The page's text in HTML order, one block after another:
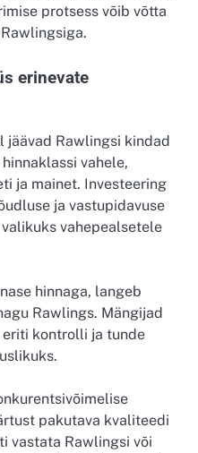
protsess võib võtta
erinevate
jäävad Rawlingsi kindad
vahele,
ja mainet. Investeering
ja vastupidavuse
vahepealsetele
hinnaga, langeb
Rawlings. Mängijad
eriti kontrolli ja tunde
pakutava kvaliteedi
vastata Rawlingsi või